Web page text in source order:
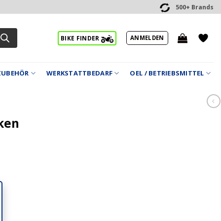
500+ Brands
BIKE FINDER ANMELDEN
WERKSTATTBEDARF OEL / BETRIEBSMITTEL